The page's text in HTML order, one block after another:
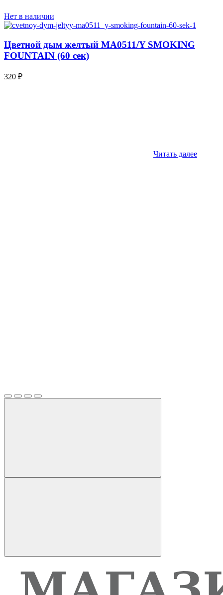
Нет в наличии
Цветной дым желтый MA0511/Y SMOKING
FOUNTAIN (60 сек)
320 ₽
Читать далее